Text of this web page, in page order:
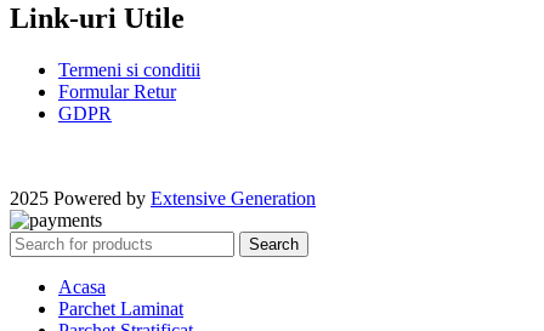
Link-uri Utile
Termeni si conditii
Formular Retur
GDPR
2025 Powered by Extensive Generation
Search
Acasa
Parchet Laminat